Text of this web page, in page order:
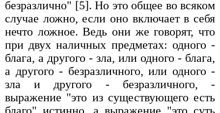
безразлично" [5]. Но это общее во всяком
случае ложно, если оно включает в себя
нечто ложное. Ведь они же говорят, что
при двух наличных предметах: одного -
блага, а другого - зла, или одного - блага,
а другого - безразличного, или одного -
зла и другого - безразличного, -
выражение "это из существующего есть